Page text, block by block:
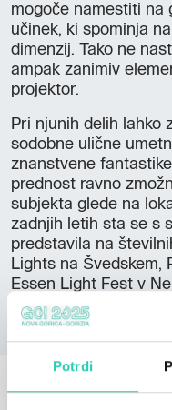
Potrdi
mogoče namestiti na
učinek, ki spominja
dimenzij. Tako ne
ampak zanimiv
projektor.
Pri njunih delih lahko
sodobne ulične
znanstvene
prednost ravno
subjekta glede na
zadnjih letih sta se s
predstavila na
Lights na Švedskem,
Essen Light Fest v
OSTALE